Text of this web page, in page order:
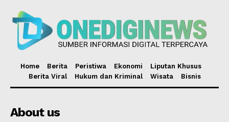
Home Berita Peristiwa Ekonomi
Liputan Khusus
Berita Viral
Hukum dan Kriminal Wisata Bisnis
About us